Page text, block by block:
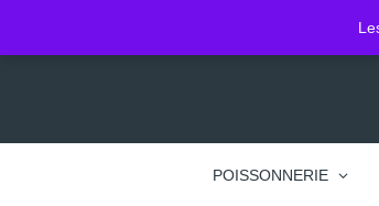
2 Pl. Jean Jacques
POISSONNERIE